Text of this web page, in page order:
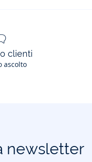
clienti
ascolto
newsletter